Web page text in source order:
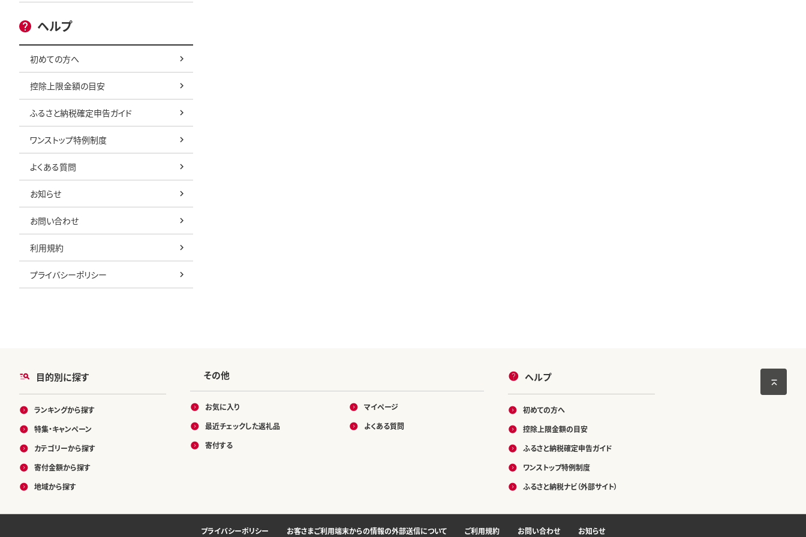
ヘルプ
初めての方へ
控除上限金額の目安
ふるさと納税確定申告ガイド
ワンストップ特例制度
よくある質問
お知らせ
お問い合わせ
利用規約
プライバシーポリシー
目的別に探す
ランキングから探す
特集・キャンペーン
カテゴリーから探す
寄付金額から探す
地域から探す
その他
お気に入り
最近チェックした返礼品
寄付する
マイページ
よくある質問
ヘルプ
初めての方へ
控除上限金額の目安
ふるさと納税確定申告ガイド
ワンストップ特例制度
ふるさと納税ナビ（外部サイト）
プライバシーポリシー お客さまご利用端末からの情報の外部送信について ご利用規約 お問い合わせ お知らせ